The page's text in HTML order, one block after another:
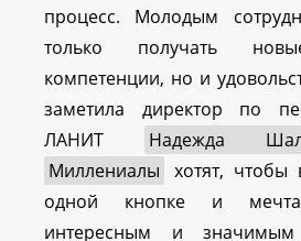
процесс. Молодым
только получать
компетенции, но и
заметила директор по
ЛАНИТ
Надежда
Миллениалы
хотят, чтобы
одной кнопке и
интересным и